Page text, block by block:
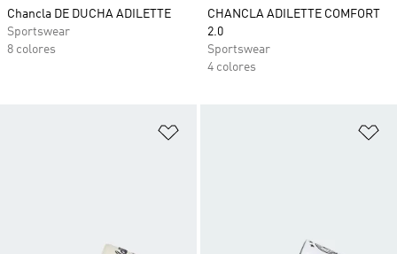
Chancla DE DUCHA ADILETTE
Sportswear
8 colores
CHANCLA ADILETTE COMFORT
2.0
Sportswear
4 colores